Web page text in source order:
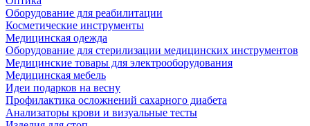
Оборудование для реабилитации
Косметические инструменты
Медицинская одежда
Оборудование для стерилизации медицинских инструментов
Медицинские товары для электрооборудования
Медицинская мебель
Идеи подарков на весну
Профилактика осложнений сахарного диабета
Анализаторы крови и визуальные тесты